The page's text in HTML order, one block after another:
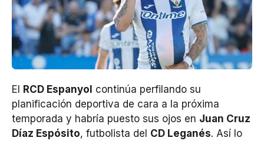
El RCD Espanyol continúa perfilando su
planificación deportiva de cara a la próxima
temporada y habría puesto sus ojos en Juan Cruz
Díaz Espósito, futbolista del CD Leganés. Así lo